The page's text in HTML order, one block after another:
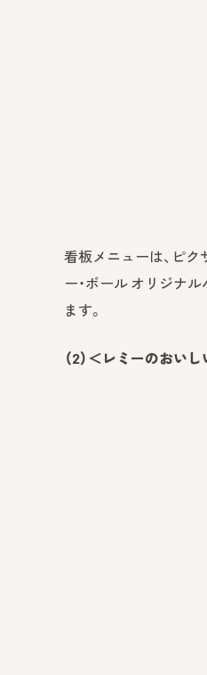
看板メニューは、ピク
ー・ボール オリジナ
ます。
（2）＜レミーのおい